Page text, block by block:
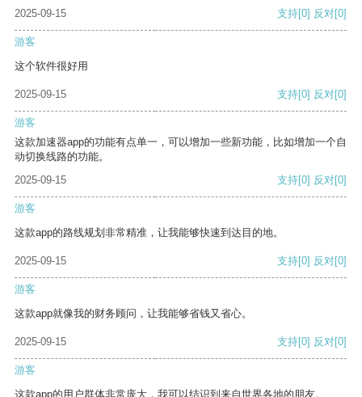
2025-09-15
支持[0] 反对[0]
游客
这个软件很好用
2025-09-15 支持[0] 反对[0]
游客
这款加速器app的功能有点单一，可以增加一些新功能，比如增加一个自
动切换线路的功能。
2025-09-15
支持[0] 反对[0]
游客
这款app的路线规划非常精准，让我能够快速到达目的地。
2025-09-15 支持[0] 反对[0]
游客
这款app就像我的财务顾问，让我能够省钱又省心。
2025-09-15 支持[0] 反对[0]
游客
这款app的用户群体非常庞大，我可以结识到来自世界各地的朋友。